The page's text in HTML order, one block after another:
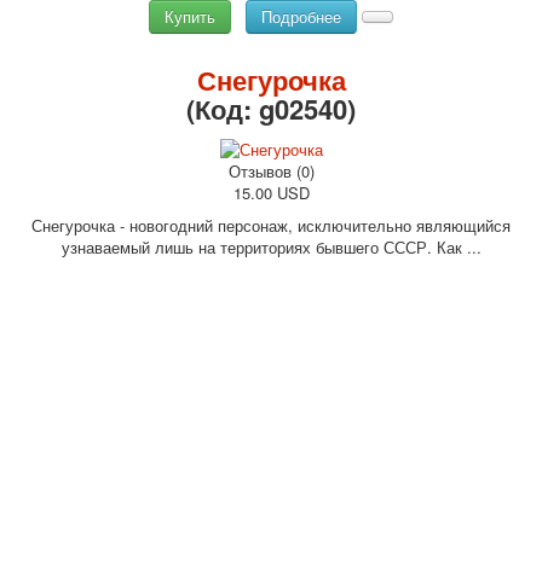
Купить Подробнее
Снегурочка
(Код: g02540)
Отзывов (0)
15.00 USD
Снегурочка - новогодний персонаж, исключительно являющийся
узнаваемый лишь на территориях бывшего СССР. Как ...